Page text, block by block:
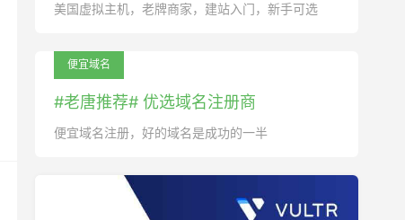
美国虚拟主机，老牌商家，建站入门，新手可选
便宜域名
#老唐推荐# 优选域名注册商
便宜域名注册，好的域名是成功的一半